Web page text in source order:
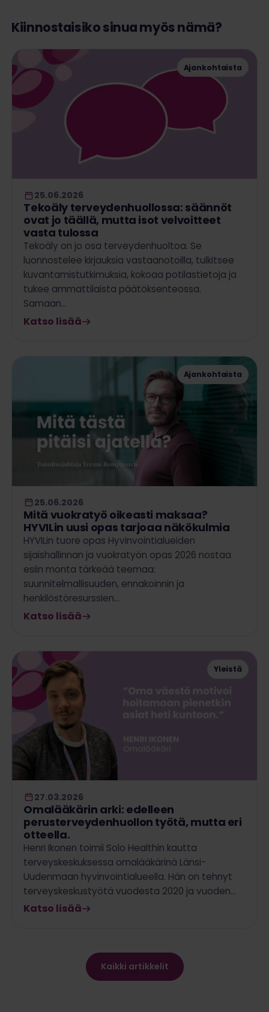
Kiinnostaisiko sinua myös nämä?
Ajankohtaista
25.06.2026
Tekoäly terveydenhuollossa: säännöt
ovat jo täällä, mutta isot velvoitteet
vasta tulossa
Tekoäly on jo osa terveydenhuoltoa. Se
luonnostelee kirjauksia vastaanotoilla, tulkitsee
kuvantamistutkimuksia, kokoaa potilastietoja ja
tukee ammattilaista päätöksenteossa.
Samaan…
Katso lisää
Ajankohtaista
25.06.2026
Mitä vuokratyö oikeasti maksaa?
HYVILin uusi opas tarjoaa näkökulmia
HYVILin tuore opas Hyvinvointialueiden
sijaishallinnan ja vuokratyön opas 2026 nostaa
esiin monta tärkeää teemaa:
suunnitelmallisuuden, ennakoinnin ja
henkilöstöresurssien…
Katso lisää
Yleistä
27.03.2026
Omalääkärin arki: edelleen
perusterveydenhuollon työtä, mutta eri
otteella.
Henri Ikonen toimii Solo Healthin kautta
terveyskeskuksessa omalääkärinä Länsi-
Uudenmaan hyvinvointialueella. Hän on tehnyt
terveyskeskustyötä vuodesta 2020 ja vuoden…
Katso lisää
Kaikki artikkelit